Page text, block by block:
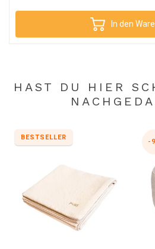
In den
HAST DU HIER
BESTSELLER
-